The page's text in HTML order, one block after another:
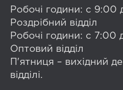
Робочі години: с 9:00
Роздрібний відділ
Робочі години: с 7:00
Оптовий відділ
П'ятниця – вихідний
відділі.